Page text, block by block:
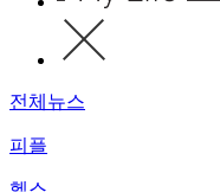
전체뉴스
피플